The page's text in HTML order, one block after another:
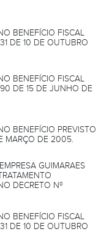
BENEFÍCIO FISCAL
DE 10 DE OUTUBRO
BENEFÍCIO FISCAL
DE 15 DE JUNHO DE
BENEFÍCIO PREVISTO
MARÇO DE 2005.
GUIMARAES
DECRETO Nº
BENEFÍCIO FISCAL
DE 10 DE OUTUBRO